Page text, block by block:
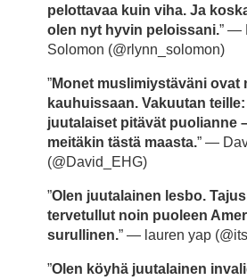
pelottavaa kuin viha. Ja
olen nyt hyvin peloissani.” —
Solomon (@rlynn_solomon)
”Monet muslimiystäväni ovat
kauhuissaan. Vakuutan
juutalaiset pitävät puolianne
meitäkin tästä maasta.” —
(@David_EHG)
”Olen juutalainen lesbo.
tervetullut noin puoleen
surullinen.” — lauren yap
”Olen köyhä juutalainen